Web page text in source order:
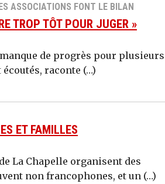
ASSOCIATIONS FONT LE BILAN
TROP TÔT POUR JUGER »
de progrès pour plusieurs
raconte (…)
ET FAMILLES
La Chapelle organisent des
non francophones, et un (…)